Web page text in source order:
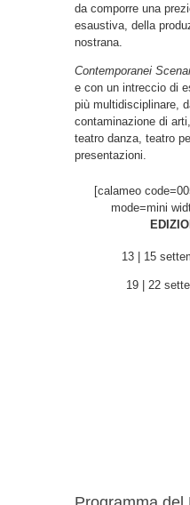
da comporre una
esaustiva, della
nostrana.
Contemporanei
e con un intreccio di
più multidisciplinare,
contaminazione di
teatro danza, teatro
presentazioni.
[calameo
mode=mini
13 | 15
19 | 22